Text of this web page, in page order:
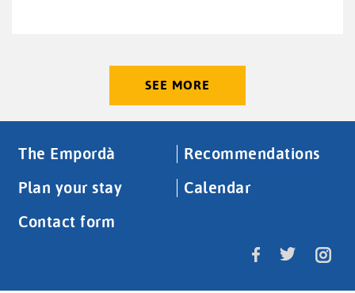
SEE MORE
The Empordà
Recommendations
Plan your stay
Calendar
Contact form